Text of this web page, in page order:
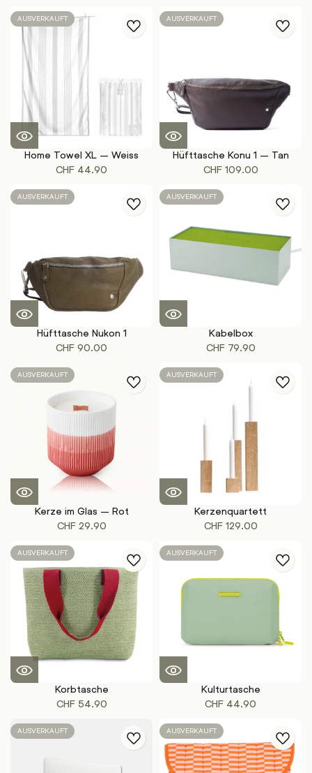
AUSVERKAUFT
Home Towel XL – Weiss
CHF 44.90
AUSVERKAUFT
Hüfttasche Konu 1 – Tan
CHF109.00
AUSVERKAUFT
Hüfttasche Nukon 1
CHF 90.00
AUSVERKAUFT
Kabelbox
CHF79.90
AUSVERKAUFT
Kerze im Glas – Rot
CHF29.90
AUSVERKAUFT
Kerzenquartett
CHF129.00
AUSVERKAUFT
Korbtasche
CHF54.90
AUSVERKAUFT
Kulturtasche
CHF 44.90
AUSVERKAUFT AUSVERKAUFT